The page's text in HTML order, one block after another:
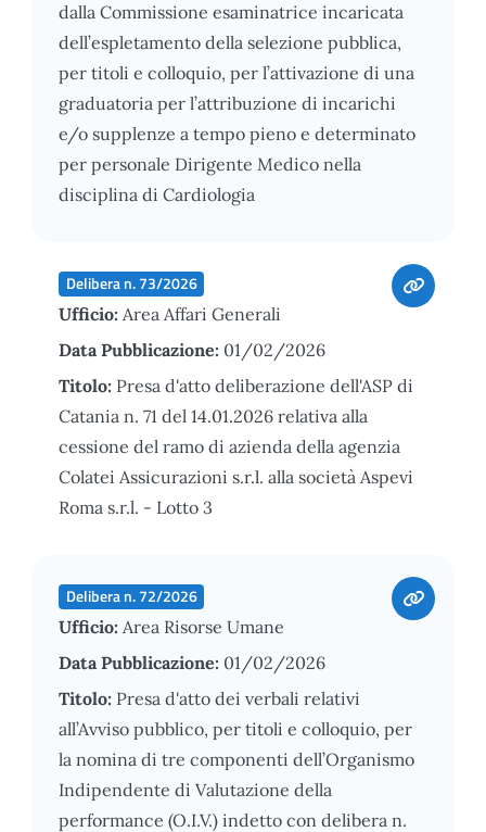
dalla Commissione esaminatrice incaricata
dell’espletamento della selezione pubblica,
per titoli e colloquio, per l’attivazione di una
graduatoria per l’attribuzione di incarichi
e/o supplenze a tempo pieno e determinato
per personale Dirigente Medico nella
disciplina di Cardiologia
Delibera n. 73/2026
Ufficio: Area Affari Generali
Data Pubblicazione: 01/02/2026
Titolo: Presa d'atto deliberazione dell'ASP di
Catania n. 71 del 14.01.2026 relativa alla
cessione del ramo di azienda della agenzia
Colatei Assicurazioni s.r.l. alla società Aspevi
Roma s.r.l. - Lotto 3
Delibera n. 72/2026
Ufficio: Area Risorse Umane
Data Pubblicazione: 01/02/2026
Titolo: Presa d'atto dei verbali relativi
all’Avviso pubblico, per titoli e colloquio, per
la nomina di tre componenti dell’Organismo
Indipendente di Valutazione della
performance (O.I.V.) indetto con delibera n.